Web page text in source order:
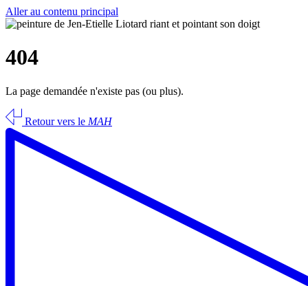
Aller au contenu principal
404
La page demandée n'existe pas (ou plus).
Retour vers le MAH